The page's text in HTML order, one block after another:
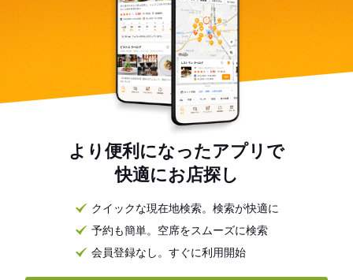
より便利になったアプリで
快適にお店探し
クイックな現在地検索。検索が快適に
予約も簡単。空席をスムーズに検索
会員登録なし。すぐに利用開始